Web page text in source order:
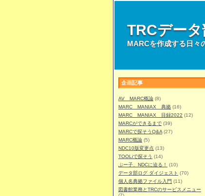
TRCデー
MARCを作成する日々
企画記事
AV MARC概論 (8)
MARC MANIAX 典拠 (16)
MARC MANIAX 目録2022 (12)
MARCができるまで (39)
MARCで探そうQ&A (27)
MARC概論 (5)
NDC10版変更点 (13)
TOOLiで探そう (14)
ぶー子、NDCに迫る！
(10)
データ部ログ ダイジェスト (70)
個人名典拠ファイル入門 (11)
図書館業務とTRCのサービスメニュー